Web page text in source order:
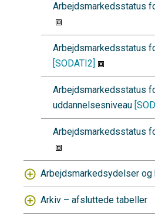
Arbejdsmarkedsstatus
Arbejdsmarkedsstatus
[SODATI2]
Arbejdsmarkedsstatus
uddannelsesniveau
Arbejdsmarkedsstatus
Arbejdsmarkedsydelser og
Arkiv – afsluttede tabeller